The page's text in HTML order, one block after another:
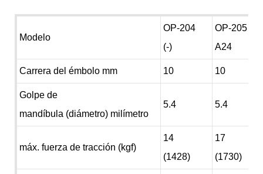
Modelo
OP-204
(-)
OP-205
A24
Carrera del émbolo mm 10 10
Golpe de
mandíbula (diámetro) milímetro
5.4 5.4
máx. fuerza de tracción (kgf)
14
(1428)
17
(1730)